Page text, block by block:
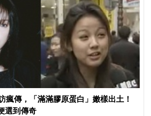
瘋傳，「滿滿膠原蛋白」嫩樣出土！
選到傳奇